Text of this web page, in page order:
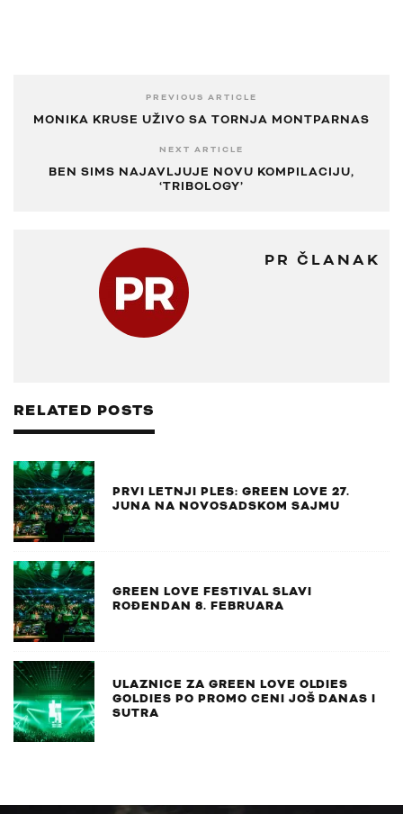
PREVIOUS ARTICLE
MONIKA KRUSE UŽIVO SA TORNJA MONTPARNAS
NEXT ARTICLE
BEN SIMS NAJAVLJUJE NOVU KOMPILACIJU,
‘TRIBOLOGY’
PR ČLANAK
RELATED POSTS
PRVI LETNJI PLES: GREEN LOVE 27.
JUNA NA NOVOSADSKOM SAJMU
GREEN LOVE FESTIVAL SLAVI
ROĐENDAN 8. FEBRUARA
ULAZNICE ZA GREEN LOVE OLDIES
GOLDIES PO PROMO CENI JOŠ DANAS I
SUTRA